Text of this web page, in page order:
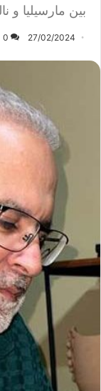
بين مارسيليا و
27/02/2024
0